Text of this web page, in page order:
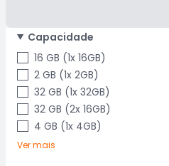
Capacidade
16 GB (1x 16GB)
2 GB (1x 2GB)
32 GB (1x 32GB)
32 GB (2x 16GB)
4 GB (1x 4GB)
Ver mais